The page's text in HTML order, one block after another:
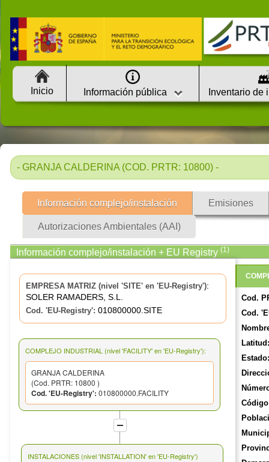
Inicio Información pública Inventario de
- GRANJA CALDERINA (COD. PRTR: 10800) -
Información complejo/instalación Emisiones
Autorizaciones Ambientales (AAI)
Información complejo/instalación + EU Registry (1)
EMPRESA MATRIZ (nivel 'SITE' en 'EU-Registry'):
SOLER RAMADERS, S.L.
Cod. 'EU-Registry': 010800000.SITE
COMPLEJO INDUSTRIAL (nivel 'FACILITY' en 'EU-Registry'):
GRANJA CALDERINA
(Cod. PRTR: 10800 )
Cod. 'EU-Registry': 010800000.FACILITY
INSTALACIONES (nivel 'INSTALLATION' en 'EU-Registry')
Cod.
Cod.
Latitud:
Estado: